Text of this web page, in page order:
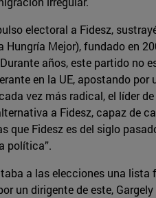
electoral a Fidesz,
Hungría Mejor), fundado en
años, este partido
en la UE, apostando
vez más radical, el líder
a Fidesz, capaz de
que Fidesz es del siglo
política”.
a las elecciones una
un dirigente de este,